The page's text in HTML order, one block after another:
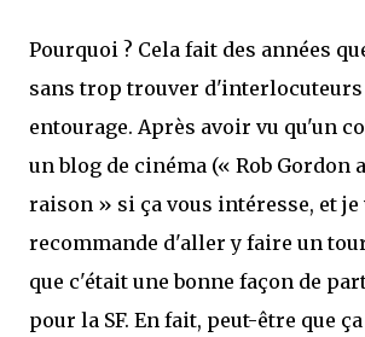
Pourquoi ? Cela fait des années
sans trop trouver d'interlocuteurs
entourage. Après avoir vu qu'un
un blog de cinéma (« Rob Gordon
raison » si ça vous intéresse, et je
recommande d'aller y faire un
que c'était une bonne façon de
pour la SF. En fait, peut-être que